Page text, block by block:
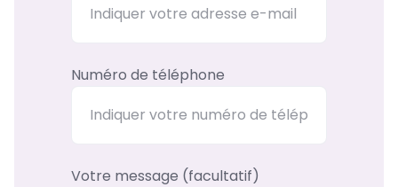
Numéro de téléphone
Votre message (facultatif)